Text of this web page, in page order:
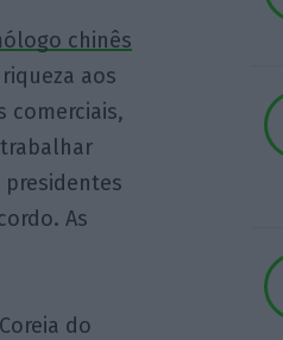
chinês
aos
comerciais,
As
do